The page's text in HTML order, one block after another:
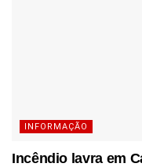
INFORMAÇÃO
Incêndio lavra em